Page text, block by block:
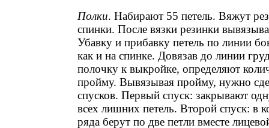
Полки. Набирают 55 петель. Вяжут
спинки. После вязки резинки
Убавку и прибавку петель по линии
как и на спинке. Довязав до линии
полочку к выкройке, определяют
пройму. Вывязывая пройму, нужно
спусков. Первый спуск: закрывают
всех лишних петель. Второй спуск: в
ряда берут по две петли вместе